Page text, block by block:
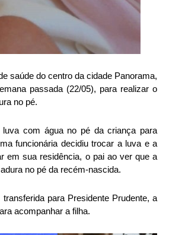
saúde do centro da cidade Panorama,
passada (22/05), para realizar o
no pé.
com água no pé da criança para
funcionária decidiu trocar a luva e a
em sua residência, o pai ao ver que a
no pé da recém-nascida.
para Presidente Prudente, a
acompanhar a filha.